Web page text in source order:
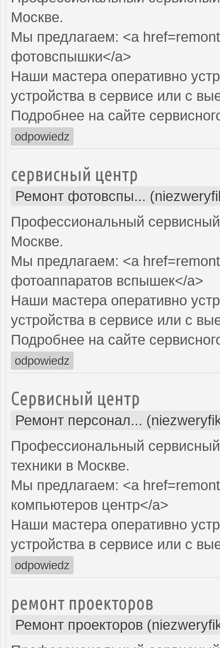
Москве.
Мы предлагаем: <a
фотовспышки</a>
Наши мастера оперативно
устройства в сервисе или с
Подробнее на сайте
odpowiedz
сервисный центр
Ремонт фотовспы...
Профессиональный
Москве.
Мы предлагаем: <a
фотоаппаратов вспышек</a>
Наши мастера оперативно
устройства в сервисе или с
Подробнее на сайте
odpowiedz
Сервисный центр
Ремонт персонал...
Профессиональный
техники в Москве.
Мы предлагаем: <a
компьютеров центр</a>
Наши мастера оперативно
устройства в сервисе или с
odpowiedz
ремонт проекторов
Ремонт проекторов